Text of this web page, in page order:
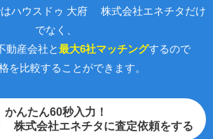
はハウスドゥ 大府 株式会社エネチタだけ
でなく、
動産会社と最大6社マッチングするので
を比較することができます。
かんたん60秒入力！
株式会社エネチタに査定依頼をする